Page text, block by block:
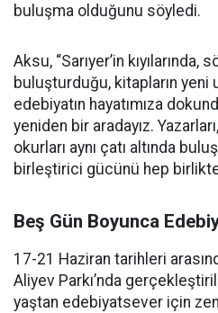
buluşma olduğunu söyledi.
Aksu, “Sarıyer’in kıyılarında,
buluşturduğu, kitapların yeni
edebiyatın hayatımıza
yeniden bir aradayız.
okurları aynı çatı altında
birleştirici gücünü hep birlikte
Beş Gün Boyunca
17-21 Haziran tarihleri
Aliyev Parkı’nda
yaştan edebiyatsever için